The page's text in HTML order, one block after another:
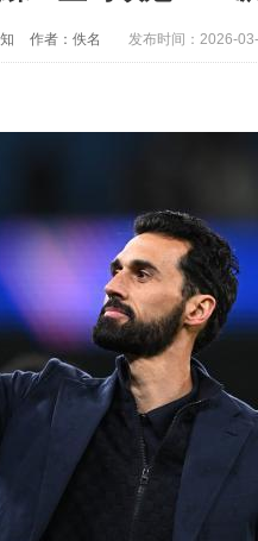
作者：佚名 发布时间：2026-